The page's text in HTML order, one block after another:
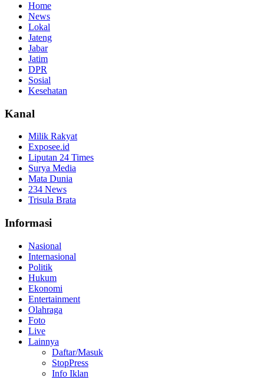
Home
News
Lokal
Jateng
Jabar
Jatim
DPR
Sosial
Kesehatan
Kanal
Milik Rakyat
Exposee.id
Liputan 24 Times
Surya Media
Mata Dunia
234 News
Trisula Brata
Informasi
Nasional
Internasional
Politik
Hukum
Ekonomi
Entertainment
Olahraga
Foto
Live
Lainnya
Daftar/Masuk
StopPress
Info Iklan